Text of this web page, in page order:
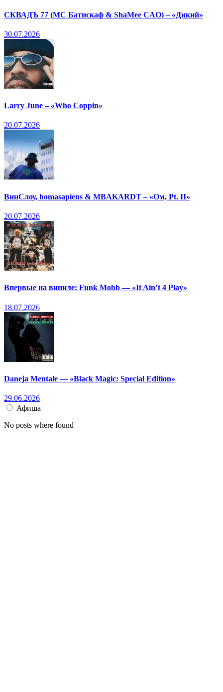
СКВАДЪ 77 (МС Батискаф & ShaMee CAO) – «Дикий»
30.07.2026
Larry June – «Who Coppin»
20.07.2026
ВинСлоу, homasapiens & MBAKARDT – «Ом, Pt. II»
20.07.2026
Впервые на виниле: Funk Mobb — «It Ain’t 4 Play»
18.07.2026
Daneja Mentale — «Black Magic: Special Edition»
29.06.2026
Афиша
No posts where found